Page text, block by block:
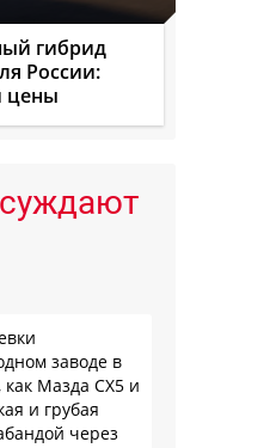
гибрид
России:
цены
заводе в
Мазда СХ5 и
и грубая
через